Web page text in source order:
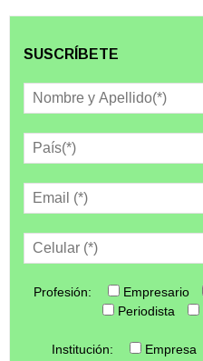
SUSCRÍBETE
Profesión: Empresario
Periodista
Institución: Empresa